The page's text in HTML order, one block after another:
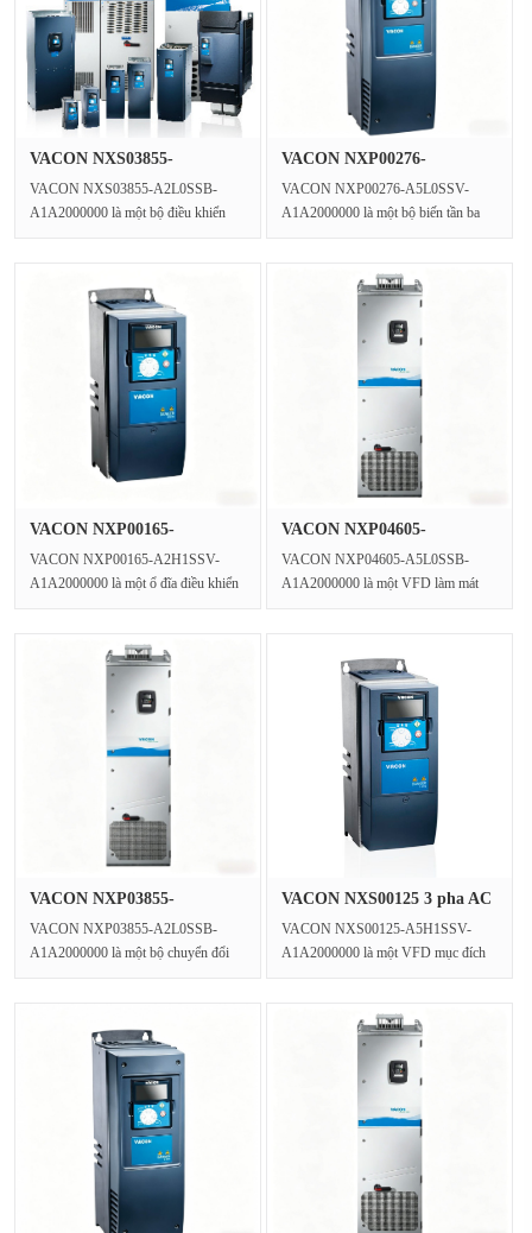
VACON NXS03855-
VACON NXS03855-A2L0SSB-
A1A2000000 là một bộ điều khiển
VACON NXP00276-
VACON NXP00276-A5L0SSV-
A1A2000000 là một bộ biến tần ba
VACON NXP00165-
VACON NXP00165-A2H1SSV-
A1A2000000 là một ổ đĩa điều khiển
VACON NXP04605-
VACON NXP04605-A5L0SSB-
A1A2000000 là một VFD làm mát
VACON NXP03855-
VACON NXP03855-A2L0SSB-
A1A2000000 là một bộ chuyển đổi
VACON NXS00125 3 pha AC
VACON NXS00125-A5H1SSV-
A1A2000000 là một VFD mục đích